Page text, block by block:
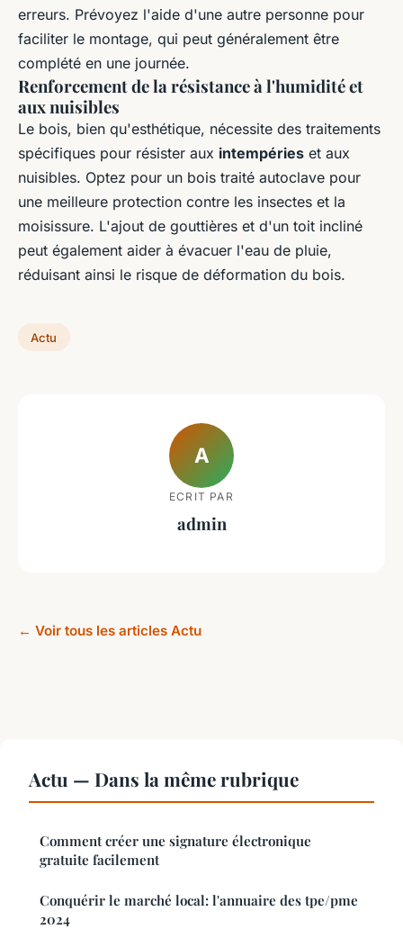
erreurs. Prévoyez l'aide d'une autre personne pour
faciliter le montage, qui peut généralement être
complété en une journée.
Renforcement de la résistance à l'humidité et
aux nuisibles
Le bois, bien qu'esthétique, nécessite des traitements
spécifiques pour résister aux intempéries et aux
nuisibles. Optez pour un bois traité autoclave pour
une meilleure protection contre les insectes et la
moisissure. L'ajout de gouttières et d'un toit incliné
peut également aider à évacuer l'eau de pluie,
réduisant ainsi le risque de déformation du bois.
Actu
A
ECRIT PAR
admin
← Voir tous les articles Actu
Actu — Dans la même rubrique
Comment créer une signature électronique
gratuite facilement
Conquérir le marché local: l'annuaire des tpe/pme
2024